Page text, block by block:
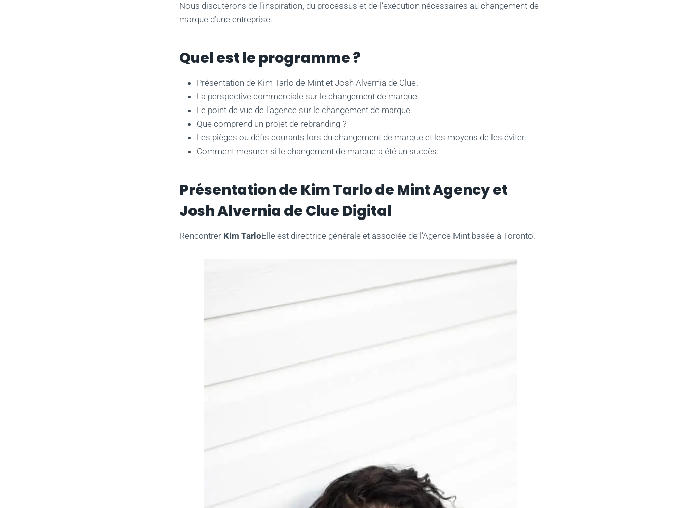
Nous discuterons de l’inspiration, du processus et de l’exécution nécessaires au changement de
marque d’une entreprise.
Quel est le programme ?
Présentation de Kim Tarlo de Mint et Josh Alvernia de Clue.
La perspective commerciale sur le changement de marque.
Le point de vue de l’agence sur le changement de marque.
Que comprend un projet de rebranding ?
Les pièges ou défis courants lors du changement de marque et les moyens de les éviter.
Comment mesurer si le changement de marque a été un succès.
Présentation de Kim Tarlo de Mint Agency et
Josh Alvernia de Clue Digital
Rencontrer Kim TarloElle est directrice générale et associée de l’Agence Mint basée à Toronto.